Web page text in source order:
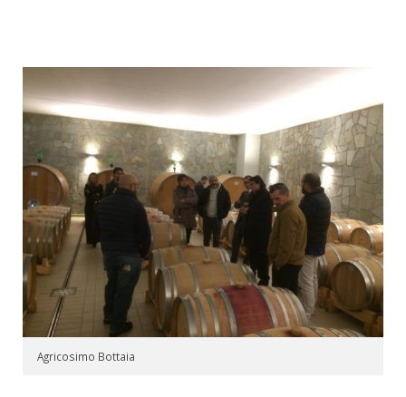
Agricosimo Bottaia